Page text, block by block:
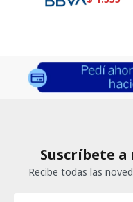
Suscríbete
Recibe todas las